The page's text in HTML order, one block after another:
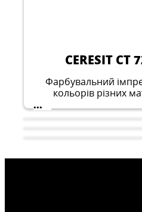
CERESIT CT
Фарбувальний
кольорів різних
...